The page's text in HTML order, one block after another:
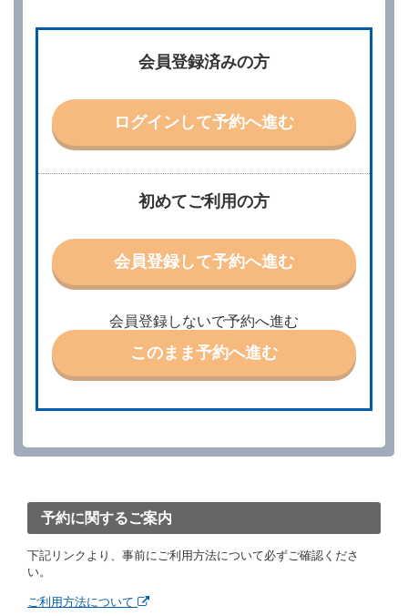
別に定める料金表等に同意のうえ、別に定める方法に
他の借受条件（以下「借受条件」といいます。）を明
示して予約の申込みを行うことができます。なお、当
社は、電話連絡並びに電子メールによる予約に応じま
責任を負わないものとします。
当社は、借受人から予約の申込みがあったときは、原
則として、当社の保有するレンタカーの範囲内で予約
特に認める場合を除き、別に定める予約申込金を支払
うものとします。
第３条（予約の変更）
借受人は、前条第１項の借受条件を変更しようとする
ときは、あらかじめ当社の承諾を受けなければならな
いものとします。
第４条（予約の取消し等）
ができます。
を１時間以上経過してもレンタカー貸渡契約（以下
約取消手数料を当社に支払うものとし、当社は、この
予約取消手数料の支払いがあったときは、受領済の予
約申込金を借受人に返還するものとします。
当社の都合により、予約が取り消されたとき、又は貸
約申込金を返還するものとします。
初めてご利用の方
会員登録して予約へ進む
会員登録しないで予約へ進む
このまま予約へ進む
会員登録済みの方
ログインして予約へ進む
予約に関するご案内
下記リンクより、事前にご利用方法について必ずご確認くださ
い。
ご利用方法について